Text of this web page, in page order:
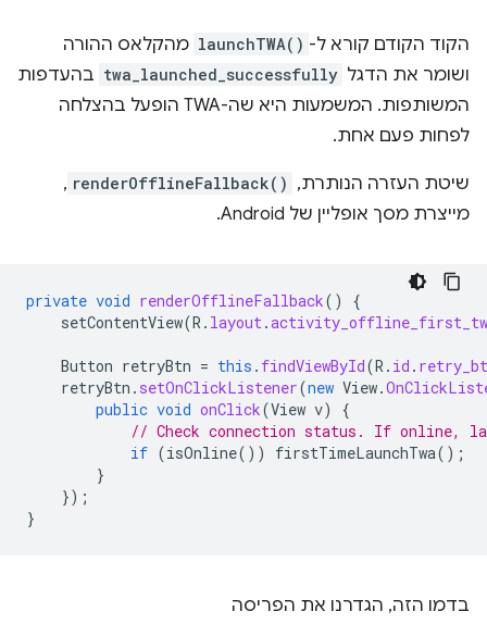
הקוד הקודם קורא ל- launchTWA() מהקלאס ההורה
ושומר את הדגל twa_launched_successfully בהעדפות
המשותפות. המשמעות היא שה-TWA הופעל בהצלחה
לפחות פעם אחת.
שיטת העזרה הנותרת, renderOfflineFallback()
,
מייצרת מסך אופליין של Android.
private void renderOfflineFallback()
{
setContentView(R . layout.
Button retryBtn = this . findViewById(R . id .
retryBtn . setOnClickListener(new View.
public void onClick(View v)
{
// Check connection status. If online,
if (isOnline()) firstTimeLaunchTwa();
}
});
}
בדמו הזה, הגדרנו את הפריסה